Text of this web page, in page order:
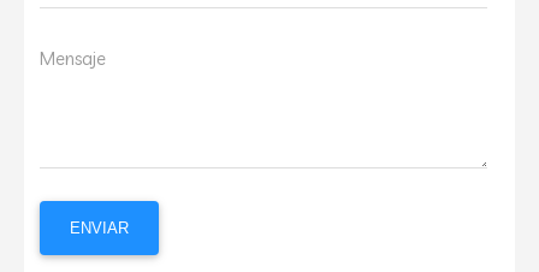
Mensaje